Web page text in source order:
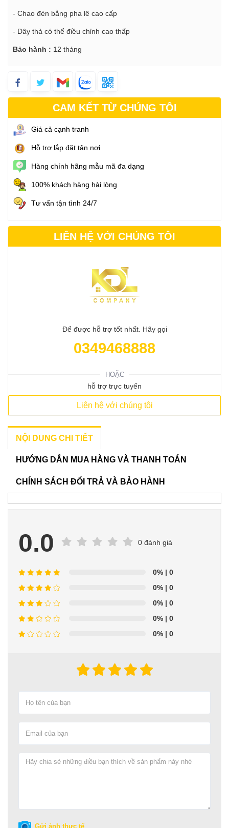
- Chao đèn bằng pha lê cao cấp
- Dây thả có thể điều chỉnh cao thấp
Bảo hành : 12 tháng
CAM KẾT TỪ CHÚNG TÔI
Giá cả cạnh tranh
Hỗ trợ lắp đặt tận nơi
Hàng chính hãng mẫu mã đa dạng
100% khách hàng hài lòng
Tư vấn tận tình 24/7
LIÊN HỆ VỚI CHÚNG TÔI
Để được hỗ trợ tốt nhất. Hãy gọi
0349468888
HOẶC
hỗ trợ trực tuyến
Liên hệ với chúng tôi
NỘI DUNG CHI TIẾT
HƯỚNG DẪN MUA HÀNG VÀ THANH TOÁN
CHÍNH SÁCH ĐỔI TRẢ VÀ BẢO HÀNH
0.0 0 đánh giá
0% | 0
0% | 0
0% | 0
0% | 0
0% | 0
Gửi ảnh thực tế